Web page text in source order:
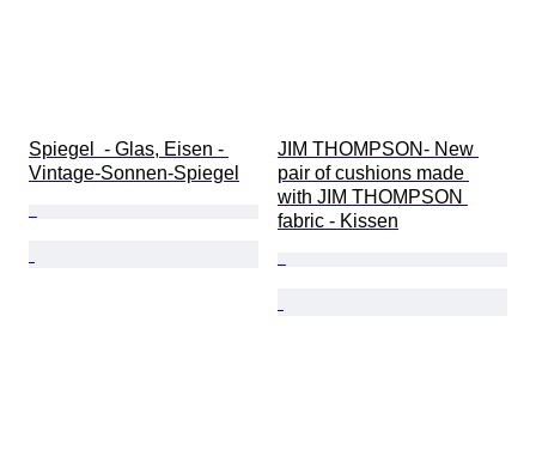
Spiegel  - Glas, Eisen -
Vintage-Sonnen-Spiegel
JIM THOMPSON- New
pair of cushions made
with JIM THOMPSON
fabric - Kissen